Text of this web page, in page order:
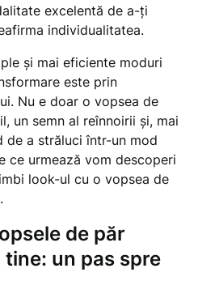
excelentă de a-ți
individualitatea.
și mai eficiente moduri
este prin
Nu e doar o vopsea de
un semn al reînnoirii și, mai
de a străluci într-un mod
ce urmează vom descoperi
look-ul cu o vopsea de
de păr
un pas spre